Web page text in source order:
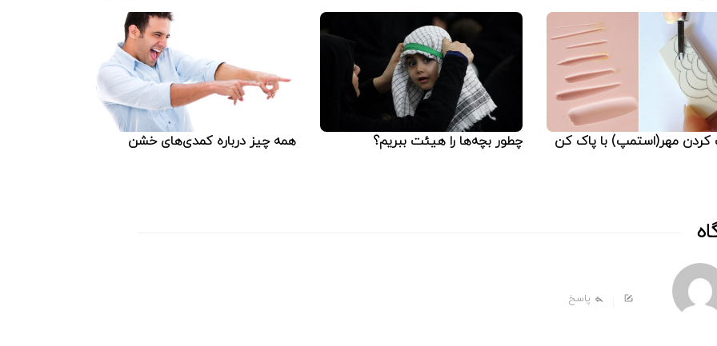
همه چیز درباره کمدی‌های خشن چطور بچه‌ها را هیئت ببریم؟ مهر(استمپ) با پاک کن
پاسخ